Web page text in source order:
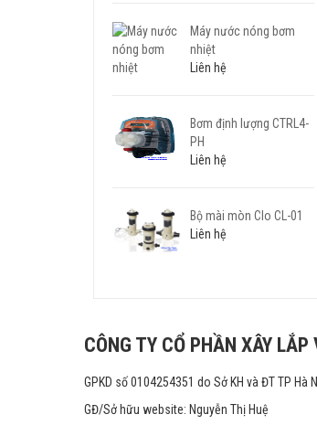
Máy nước nóng bơm
nhiệt
Liên hệ
Bơm định lượng CTRL4-
PH
Liên hệ
Bộ mài mòn Clo CL-01
Liên hệ
CÔNG TY CỔ PHẦN XÂY
GPKD số 0104254351 do Sở KH và ĐT TP Hà
GĐ/Sở hữu website: Nguyễn Thị Huệ